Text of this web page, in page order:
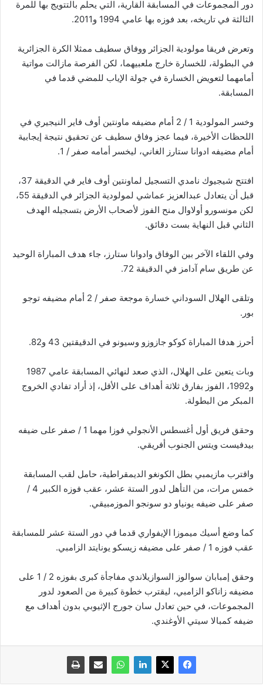
دور المجموعات في المسابقة القارية، التي يحلم بالتتويج بها للمرة
الثالثة في تاريخه، بعد فوزه بها عامي 1994 و2011.
وتعرض فريقا مولودية الجزائر ووفاق سطيف ممثلا الكرة الجزائرية
في البطولة، للخسارة خارج ملعبيهما، لكن الفرصة مازالت مواتية
أمامهما لتعويض الخسارة في جولة الإياب للمضي قدما في
المسابقة.
وخسر المولودية 1 / 2 أمام مضيفه ماونتين أوف فاير النيجيري في
اللحظات الأخيرة، فيما عجز وفاق سطيف عن تحقيق نتيجة إيجابية
أمام مضيفه ادوانا ستارز الغاني، ليخسر أمامه صفر / 1.
افتتح شيجيوك نامدي التسجيل لماونتين أوف فاير في الدقيقة 37،
قبل أن يتعادل عبدالعزيز عماشي لمولودية الجزائر في الدقيقة 55،
لكن مونسورو أولاوال منح الفوز لأصحاب الأرض بتسجيله الهدف
الثاني قبل النهاية بست دقائق.
وفي اللقاء الآخر بين الوفاق وادوانا ستارز، جاء هدف المباراة الوحيد
عن طريق سام آدامز في الدقيقة 72.
وتلقى الهلال السوداني خسارة موجعة صفر / 2 أمام مضيفه توجو
بور.
أحرز هدفا المباراة كوكو جازوزو وسيونو في الدقيقتين 43 و82.
وبات يتعين على الهلال، الذي صعد لنهائي المسابقة عامي 1987
و1992، الفوز بفارق ثلاثة أهداف على الأقل، إذ أراد تفادي الخروج
المبكر من البطولة.
وحقق فريق أول أغسطس الأنجولي فوزا مهما 1 / صفر على ضيفه
بيدفيست ويتس الجنوب أفريقي.
واقترب مازيمبي بطل الكونغو الديمقراطية، حامل لقب المسابقة
خمس مرات، من التأهل لدور الستة عشر، عقب فوزه الكبير 4 /
صفر على ضيفه يونياو دو سونجو الموزمبيقي.
كما وضع أسيك ميموزا الإيفواري قدما في دور الستة عشر للمسابقة
عقب فوزه 1 / صفر على مضيفه زيسكو يونايتد الزامبي.
وحقق إمبابان سوالوز السوازيلاندي مفاجأة كبرى بفوزه 2 / 1 على
مضيفه زاناكو الزامبي، ليقترب خطوة كبيرة من الصعود لدور
المجموعات، في حين تعادل سان جورج الإثيوبي بدون أهداف مع
ضيفه كمبالا سيتي الأوغندي.